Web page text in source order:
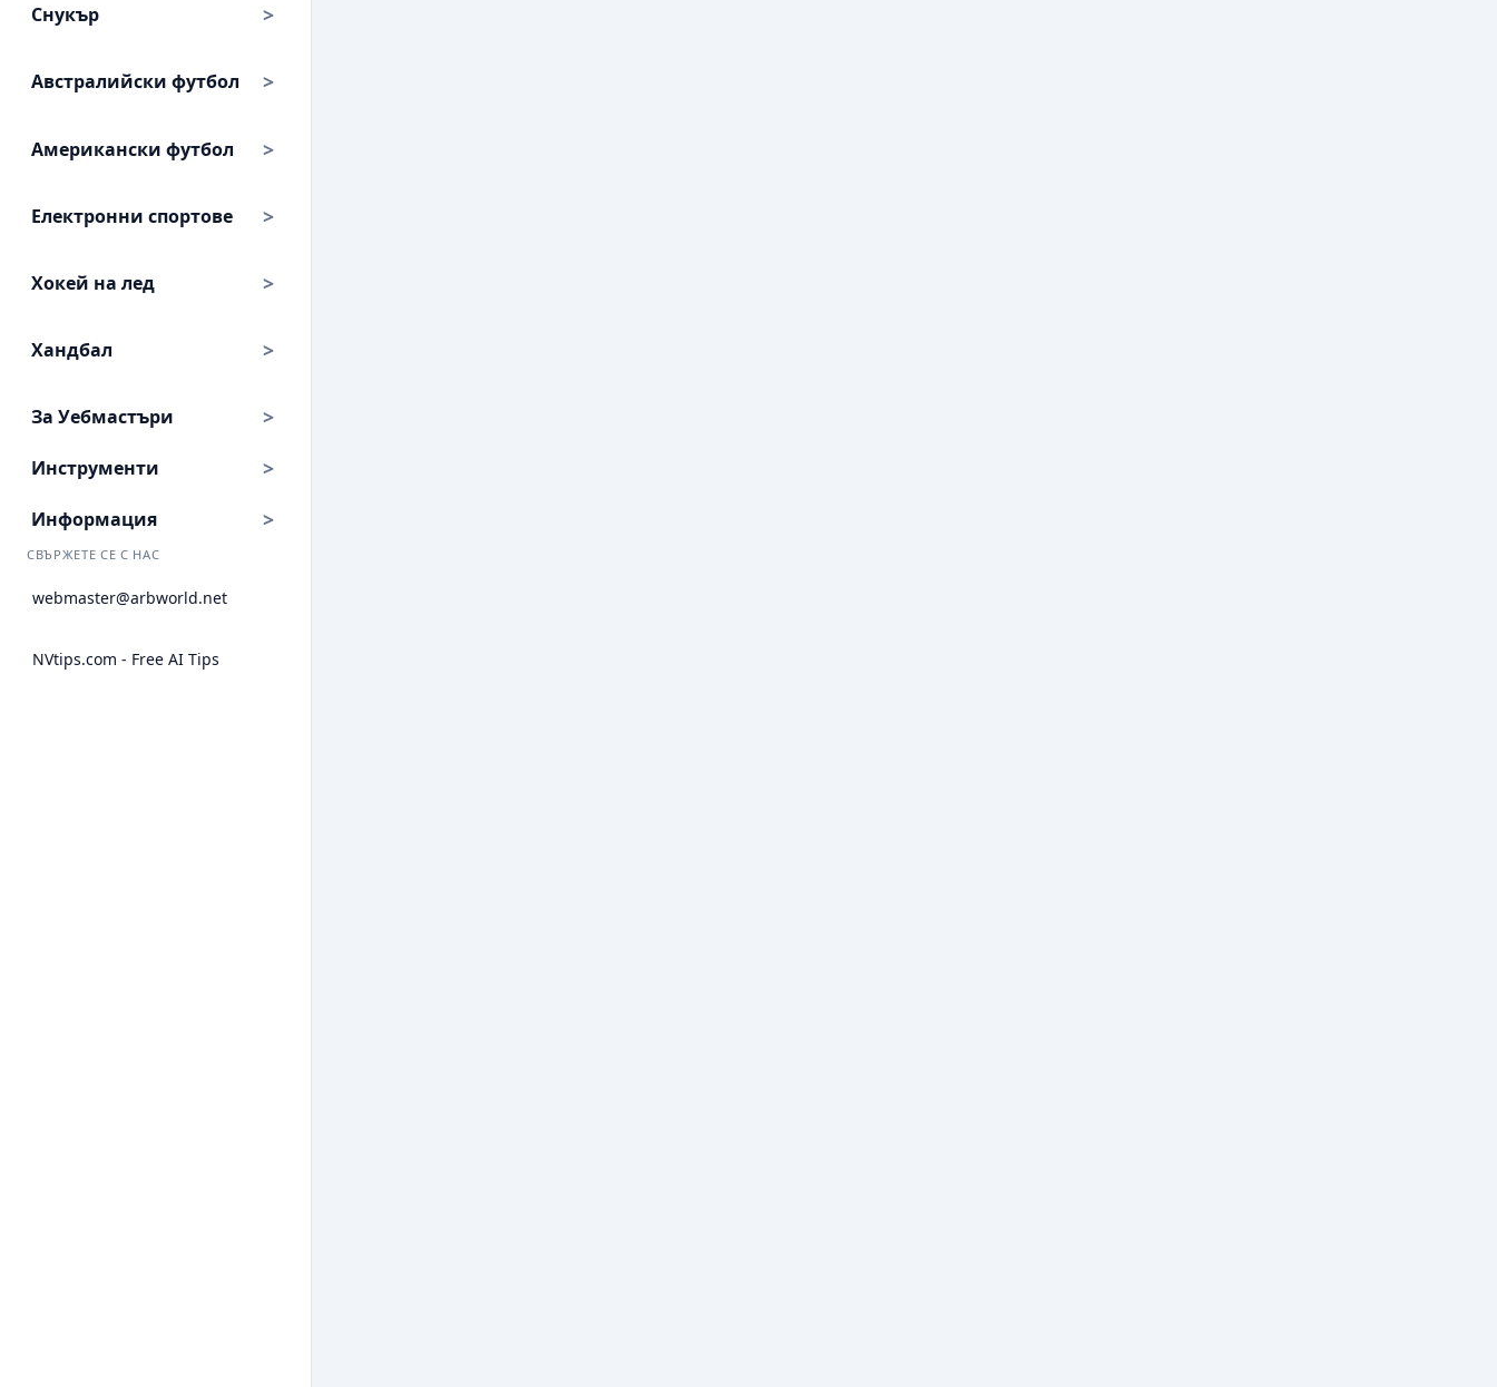
Снукър
Австралийски футбол
Американски футбол
Електронни спортове
Хокей на лед
Хандбал
За Уебмастъри
Инструменти
Информация
СВЪРЖЕТЕ СЕ С НАС
webmaster@arbworld.net
NVtips.com - Free AI Tips